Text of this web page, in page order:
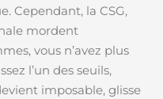
Cependant, la CSG,
mordent
vous n’avez plus
l’un des seuils,
imposable, glisse